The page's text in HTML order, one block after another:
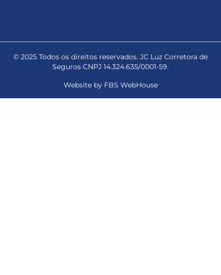
© 2025 Todos os direitos reservados. JC Luz Corretora de
Seguros CNPJ 14.324.635/0001-59.
Website by FBS WebHouse